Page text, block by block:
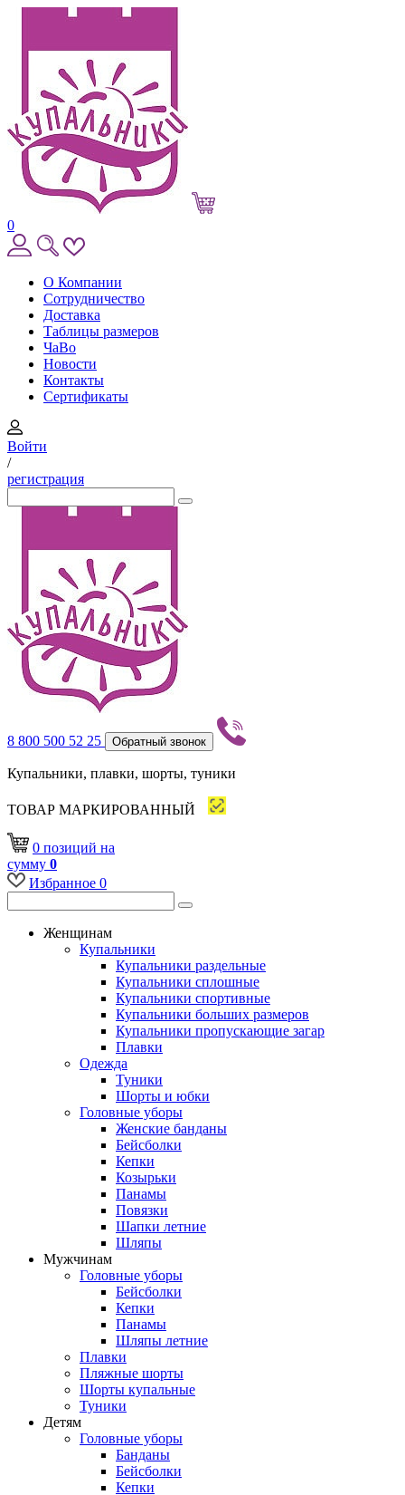
0
О Компании
Сотрудничество
Доставка
Таблицы размеров
ЧаВо
Новости
Контакты
Сертификаты
Войти
/
регистрация
8 800 500 52 25 Обратный звонок
Купальники, плавки, шорты, туники
ТОВАР МАРКИРОВАННЫЙ
0 позиций на
сумму 0
Избранное 0
Женщинам
Купальники
Купальники раздельные
Купальники сплошные
Купальники спортивные
Купальники больших размеров
Купальники пропускающие загар
Плавки
Одежда
Туники
Шорты и юбки
Головные уборы
Женские банданы
Бейсболки
Кепки
Козырьки
Панамы
Повязки
Шапки летние
Шляпы
Мужчинам
Головные уборы
Бейсболки
Кепки
Панамы
Шляпы летние
Плавки
Пляжные шорты
Шорты купальные
Туники
Детям
Головные уборы
Банданы
Бейсболки
Кепки